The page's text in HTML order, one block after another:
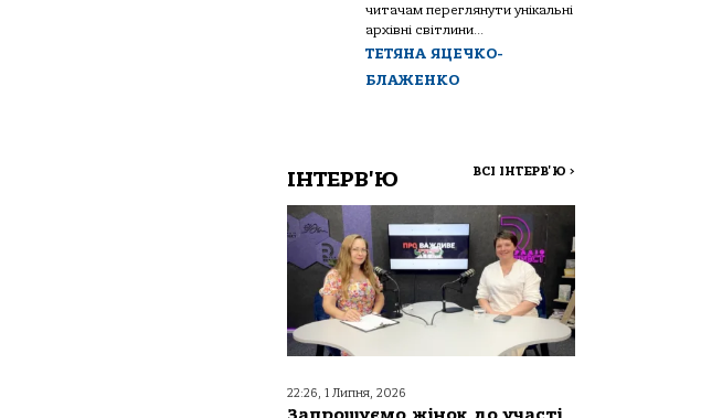
читачам переглянути унікальні
архівні світлини...
ТЕТЯНА ЯЦЕЧКО-
БЛАЖЕНКО
ІНТЕРВ'Ю ВСІ ІНТЕРВ'Ю >
22:26, 1 Липня, 2026